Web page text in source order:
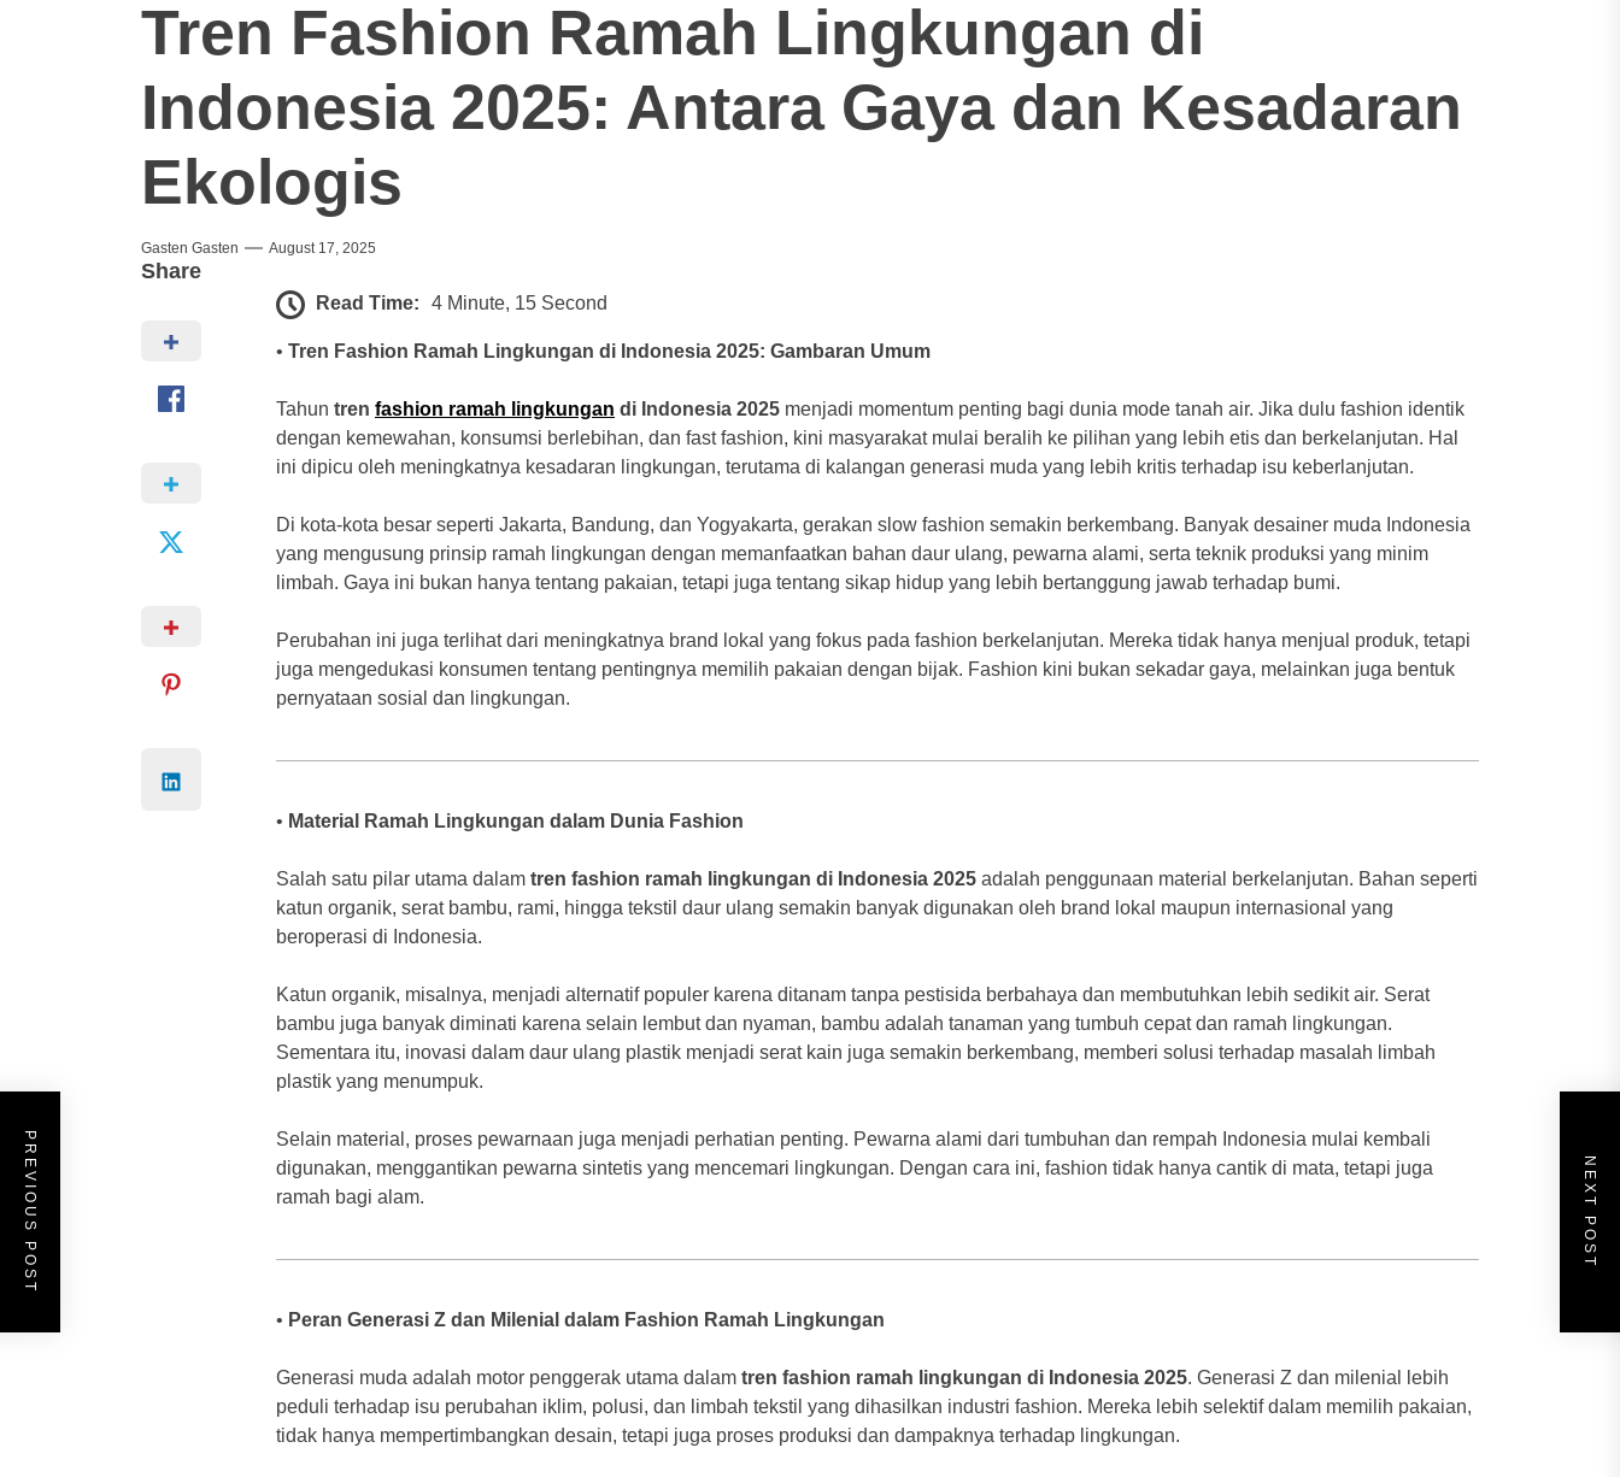
Tren Fashion Ramah Lingkungan di
Indonesia 2025: Antara Gaya dan Kesadaran
Ekologis
Gasten Gasten August 17, 2025
Share
Read Time: 4 Minute, 15 Second
• Tren Fashion Ramah Lingkungan di Indonesia 2025: Gambaran Umum
Tahun tren fashion ramah lingkungan di Indonesia 2025menjadi momentum penting bagi dunia mode tanah air. Jika dulu fashion identik
dengan kemewahan, konsumsi berlebihan, dan fast fashion, kini masyarakat mulai beralih ke pilihan yang lebih etis dan berkelanjutan. Hal
ini dipicu oleh meningkatnya kesadaran lingkungan, terutama di kalangan generasi muda yang lebih kritis terhadap isu keberlanjutan.
Di kota-kota besar seperti Jakarta, Bandung, dan Yogyakarta, gerakan slow fashion semakin berkembang. Banyak desainer muda Indonesia
yang mengusung prinsip ramah lingkungan dengan memanfaatkan bahan daur ulang, pewarna alami, serta teknik produksi yang minim
limbah. Gaya ini bukan hanya tentang pakaian, tetapi juga tentang sikap hidup yang lebih bertanggung jawab terhadap bumi.
Perubahan ini juga terlihat dari meningkatnya brand lokal yang fokus pada fashion berkelanjutan. Mereka tidak hanya menjual produk, tetapi
juga mengedukasi konsumen tentang pentingnya memilih pakaian dengan bijak. Fashion kini bukan sekadar gaya, melainkan juga bentuk
pernyataan sosial dan lingkungan.
• Material Ramah Lingkungan dalam Dunia Fashion
Salah satu pilar utama dalam tren fashion ramah lingkungan di Indonesia 2025adalah penggunaan material berkelanjutan. Bahan seperti
katun organik, serat bambu, rami, hingga tekstil daur ulang semakin banyak digunakan oleh brand lokal maupun internasional yang
beroperasi di Indonesia.
Katun organik, misalnya, menjadi alternatif populer karena ditanam tanpa pestisida berbahaya dan membutuhkan lebih sedikit air. Serat
bambu juga banyak diminati karena selain lembut dan nyaman, bambu adalah tanaman yang tumbuh cepat dan ramah lingkungan.
Sementara itu, inovasi dalam daur ulang plastik menjadi serat kain juga semakin berkembang, memberi solusi terhadap masalah limbah
plastik yang menumpuk.
Selain material, proses pewarnaan juga menjadi perhatian penting. Pewarna alami dari tumbuhan dan rempah Indonesia mulai kembali
digunakan, menggantikan pewarna sintetis yang mencemari lingkungan. Dengan cara ini, fashion tidak hanya cantik di mata, tetapi juga
ramah bagi alam.
• Peran Generasi Z dan Milenial dalam Fashion Ramah Lingkungan
Generasi muda adalah motor penggerak utama dalam tren fashion ramah lingkungan di Indonesia 2025. Generasi Z dan milenial lebih
peduli terhadap isu perubahan iklim, polusi, dan limbah tekstil yang dihasilkan industri fashion. Mereka lebih selektif dalam memilih pakaian,
tidak hanya mempertimbangkan desain, tetapi juga proses produksi dan dampaknya terhadap lingkungan.
PREVIOUS POST NEXT POST